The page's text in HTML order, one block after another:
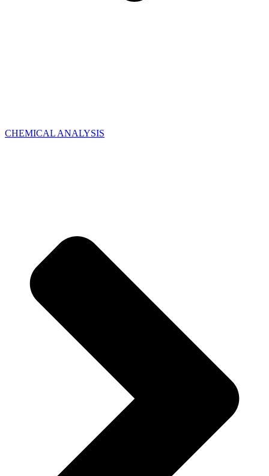
CHEMICAL ANALYSIS